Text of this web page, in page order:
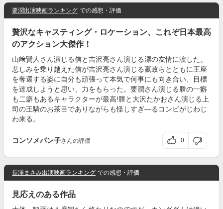
要潤出演映画ランキング での感想・評価
贅沢なキャスティング・ロケーション、これぞ日本最高
のアクション大傑作！
山﨑賢人さん演じる信と吉沢亮さん演じる漂の友情に涙した。
悲しみを乗り越えた信が吉沢亮さん演じる嬴政らとともに王座
を奪還する姿に自分も頑張って本気で何事にも向き合い、目標
を達成しようと思い、力をもらった。要潤さん演じる謄の一癖
も二癖もあるキャラクターが最高!謄と大沢たかおさん演じる上
司の王騎のお茶目でありながらも怪しすぎ―るコンビがじわじ
わ来る。
コンソメパン子さんの評価 0
長澤まさみ出演映画ランキング での感想・評価
見応えのある作品